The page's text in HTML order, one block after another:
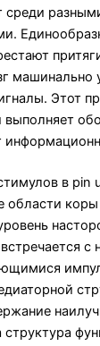
среди
машинально
Этот
выполняет
в pin
области
с
структура